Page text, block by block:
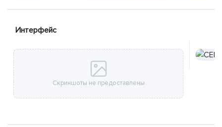
Интерфейс
Скриншоты не предоставлены